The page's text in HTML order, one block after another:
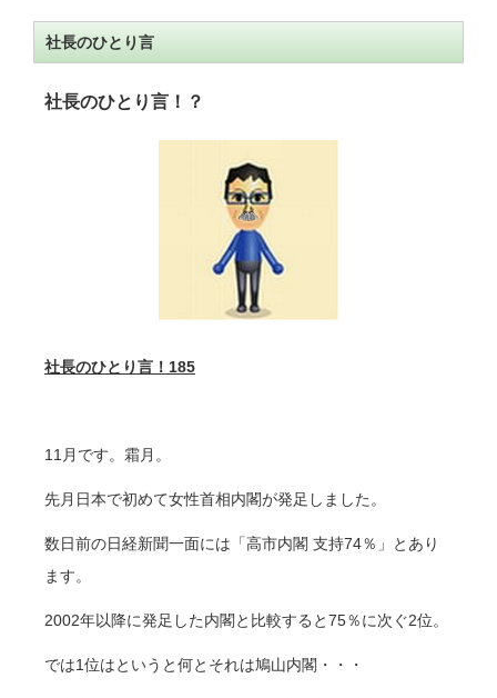
社長のひとり言
社長のひとり言！？
社長のひとり言！ 185
11月です。霜月。
先月日本で初めて女性首相内閣が発足しました。
数日前の日経新聞一面には「高市内閣 支持74％」とあり
ます。
2002年以降に発足した内閣と比較すると75％に次ぐ2位。
では1位はというと何とそれは鳩山内閣・・・